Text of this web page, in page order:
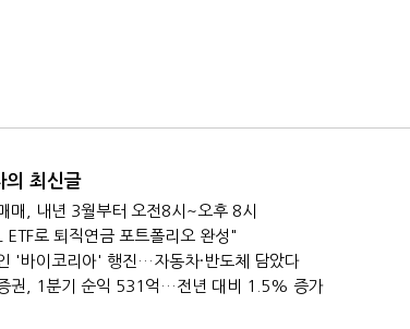
의 최신글
매, 내년 3월부터 오전8시~오후 8시
ETF로 퇴직연금 포트폴리오 완성"
'바이코리아' 행진…자동차·반도체 담았다
권, 1분기 순익 531억…전년 대비 1.5% 증가